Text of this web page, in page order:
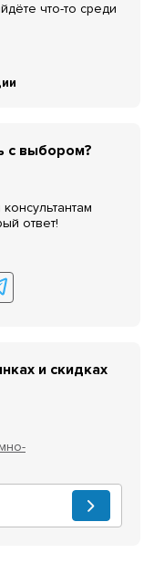
что-то среди
с выбором?
ответ!
и скидках